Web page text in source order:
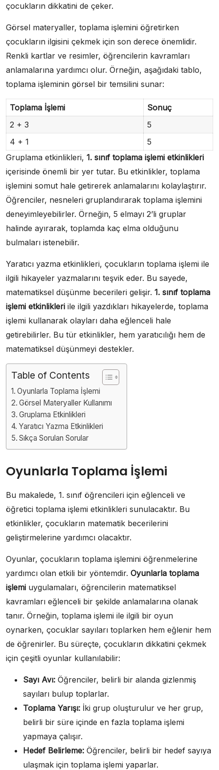
çocukların dikkatini de çeker.
Görsel materyaller, toplama işlemini öğretirken
çocukların ilgisini çekmek için son derece önemlidir.
Renkli kartlar ve resimler, öğrencilerin kavramları
anlamalarına yardımcı olur. Örneğin, aşağıdaki tablo,
toplama işleminin görsel bir temsilini sunar:
Toplama İşlemi
Sonuç
2 + 3
5
4 + 1
5
Gruplama etkinlikleri, 1. sınıf toplama işlemi etkinlikleri
içerisinde önemli bir yer tutar. Bu etkinlikler, toplama
işlemini somut hale getirerek anlamalarını kolaylaştırır.
Öğrenciler, nesneleri gruplandırarak toplama işlemini
deneyimleyebilirler. Örneğin, 5 elmayı 2’li gruplar
halinde ayırarak, toplamda kaç elma olduğunu
bulmaları istenebilir.
Yaratıcı yazma etkinlikleri, çocukların toplama işlemi ile
ilgili hikayeler yazmalarını teşvik eder. Bu sayede,
matematiksel düşünme becerileri gelişir. 1. sınıf toplama
işlemi etkinlikleri ile ilgili yazdıkları hikayelerde, toplama
işlemi kullanarak olayları daha eğlenceli hale
getirebilirler. Bu tür etkinlikler, hem yaratıcılığı hem de
matematiksel düşünmeyi destekler.
Table of Contents
Oyunlarla Toplama İşlemi
Görsel Materyaller Kullanımı
Gruplama Etkinlikleri
Yaratıcı Yazma Etkinlikleri
Sıkça Sorulan Sorular
Oyunlarla Toplama İşlemi
Bu makalede, 1. sınıf öğrencileri için eğlenceli ve
öğretici toplama işlemi etkinlikleri sunulacaktır. Bu
etkinlikler, çocukların matematik becerilerini
geliştirmelerine yardımcı olacaktır.
Oyunlar, çocukların toplama işlemini öğrenmelerine
yardımcı olan etkili bir yöntemdir. Oyunlarla toplama
işlemi uygulamaları, öğrencilerin matematiksel
kavramları eğlenceli bir şekilde anlamalarına olanak
tanır. Örneğin, toplama işlemi ile ilgili bir oyun
oynarken, çocuklar sayıları toplarken hem eğlenir hem
de öğrenirler. Bu süreçte, çocukların dikkatini çekmek
için çeşitli oyunlar kullanılabilir:
Sayı Avı: Öğrenciler, belirli bir alanda gizlenmiş
sayıları bulup toplarlar.
Toplama Yarışı: İki grup oluşturulur ve her grup,
belirli bir süre içinde en fazla toplama işlemi
yapmaya çalışır.
Hedef Belirleme: Öğrenciler, belirli bir hedef sayıya
ulaşmak için toplama işlemi yaparlar.